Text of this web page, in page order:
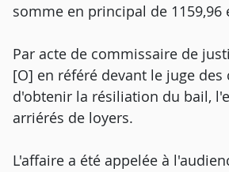
somme en principal de 1159,96
Par acte de commissaire de
[O] en référé devant le juge
d'obtenir la résiliation du bail,
arriérés de loyers.
L'affaire a été appelée à